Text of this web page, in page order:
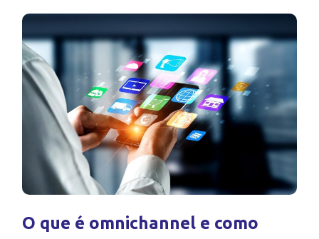
O que é omnichannel e como